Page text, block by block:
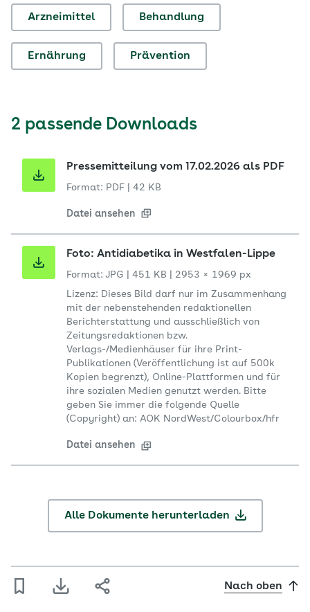
Arzneimittel Behandlung
Ernährung Prävention
2 passende Downloads
Pressemitteilung vom 17.02.2026 als PDF
Format: PDF 42 KB
Datei ansehen
Foto: Antidiabetika in Westfalen-Lippe
Format: JPG 451 KB
2953 × 1969 px
Lizenz: Dieses Bild darf nur im Zusammenhang
mit der nebenstehenden redaktionellen
Berichterstattung und ausschließlich von
Zeitungsredaktionen bzw.
Verlags-/Medienhäuser für ihre Print-
Publikationen (Veröffentlichung ist auf 500k
Kopien begrenzt), Online-Plattformen und für
ihre sozialen Medien genutzt werden. Bitte
geben Sie immer die folgende Quelle
(Copyright) an: AOK NordWest/Colourbox/hfr
Datei ansehen
Alle Dokumente herunterladen
Nach oben